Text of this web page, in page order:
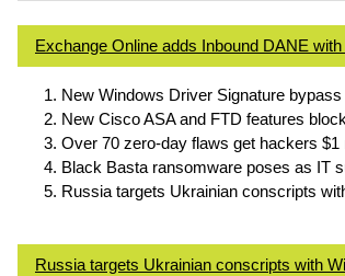
Exchange Online adds Inbound DANE
New Windows Driver Signature
New Cisco ASA and FTD features
Over 70 zero-day flaws get hackers
Black Basta ransomware poses as IT
Russia targets Ukrainian conscripts
Russia targets Ukrainian conscripts with